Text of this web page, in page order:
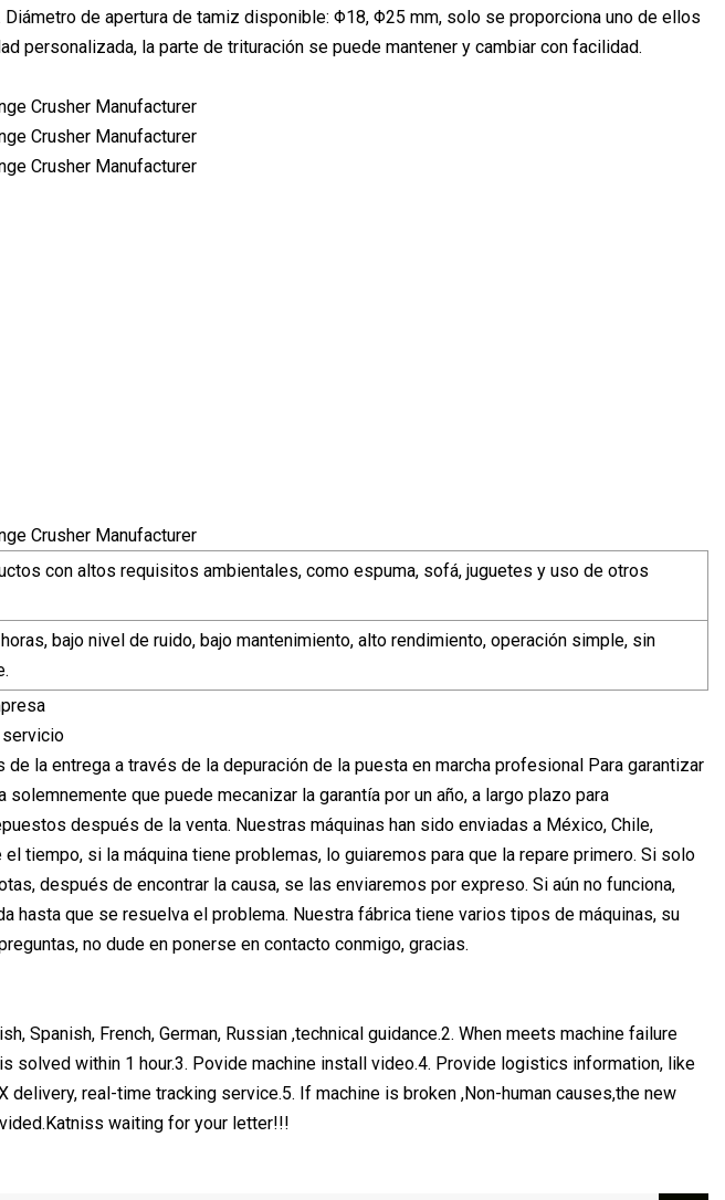
de apertura de tamiz disponible: Φ18, Φ25 mm, solo se proporciona uno de ellos
personalizada, la parte de trituración se puede mantener y cambiar con facilidad.
con altos requisitos ambientales, como espuma, sofá, juguetes y uso de otros
bajo nivel de ruido, bajo mantenimiento, alto rendimiento, operación simple, sin
servicio
la entrega a través de la depuración de la puesta en marcha profesional Para garantizar
que puede mecanizar la garantía por un año, a largo plazo para
después de la venta. Nuestras máquinas han sido enviadas a México, Chile,
tiempo, si la máquina tiene problemas, lo guiaremos para que la repare primero. Si solo
después de encontrar la causa, se las enviaremos por expreso. Si aún no funciona,
hasta que se resuelva el problema. Nuestra fábrica tiene varios tipos de máquinas, su
no dude en ponerse en contacto conmigo, gracias.
Spanish, French, German, Russian ,technical guidance.2. When meets machine failure
solved within 1 hour.3. Povide machine install video.4. Provide logistics information, like
delivery, real-time tracking service.5. If machine is broken ,Non-human causes,the new
waiting for your letter!!!